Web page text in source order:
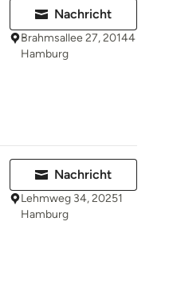
Nachricht
Brahmsallee 27, 20144
Hamburg
Nachricht
Lehmweg 34, 20251
Hamburg